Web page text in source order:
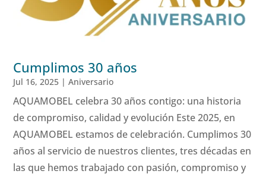
Cumplimos 30 años
Jul 16, 2025 |Aniversario
AQUAMOBEL celebra 30 años contigo: una historia
de compromiso, calidad y evolución Este 2025, en
AQUAMOBEL estamos de celebración. Cumplimos 30
años al servicio de nuestros clientes, tres décadas en
las que hemos trabajado con pasión, compromiso y